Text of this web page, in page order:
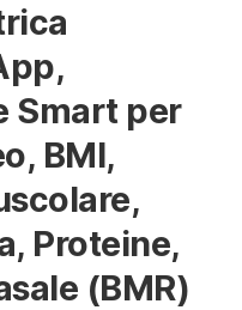
Smart per
BMI,
Proteine,
(BMR)